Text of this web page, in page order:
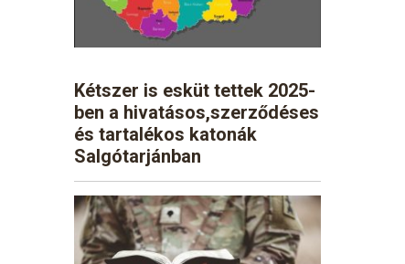
Kétszer is esküt tettek 2025-
ben a hivatásos,szerződéses
és tartalékos katonák
Salgótarjánban